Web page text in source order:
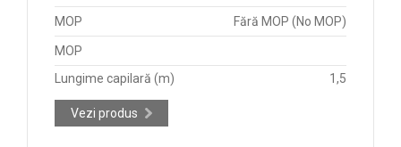
MOP Fără MOP (No MOP)
MOP
Lungime capilară (m)
1,5
Vezi produs